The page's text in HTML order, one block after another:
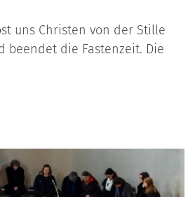
uns Christen von der Stille
beendet die Fastenzeit. Die